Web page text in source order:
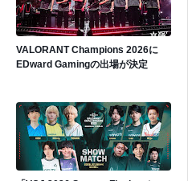
VALORANT Champions 2026に
EDward Gamingの出場が決定